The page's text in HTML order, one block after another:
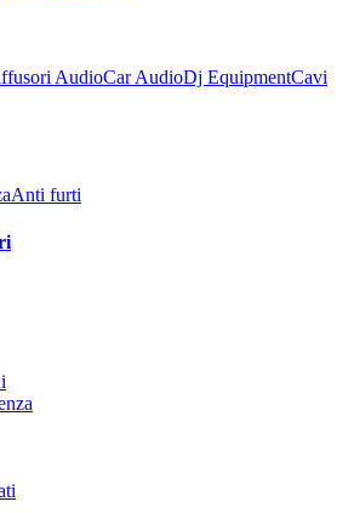
AudioCar AudioDj EquipmentCavi
Anti furti